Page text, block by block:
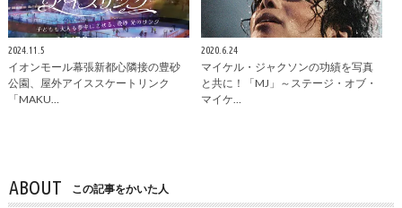
2024.11.5
イオンモール幕張新都心隣接の豊砂
公園、屋外アイススケートリンク
「MAKU…
2020.6.24
マイケル・ジャクソンの功績を写真
と共に！「MJ」～ステージ・オブ・
マイケ…
ABOUT この記事をかいた人